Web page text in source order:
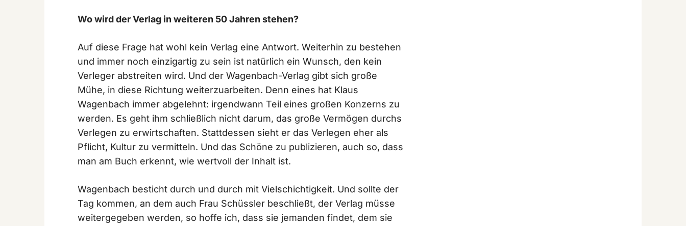
Wo wird der Verlag in weiteren 50 Jahren stehen?
Auf diese Frage hat wohl kein Verlag eine Antwort. Weiterhin zu bestehen
und immer noch einzigartig zu sein ist natürlich ein Wunsch, den kein
Verleger abstreiten wird. Und der Wagenbach-Verlag gibt sich große
Mühe, in diese Richtung weiterzuarbeiten. Denn eines hat Klaus
Wagenbach immer abgelehnt: irgendwann Teil eines großen Konzerns zu
werden. Es geht ihm schließlich nicht darum, das große Vermögen durchs
Verlegen zu erwirtschaften. Stattdessen sieht er das Verlegen eher als
Pflicht, Kultur zu vermitteln. Und das Schöne zu publizieren, auch so, dass
man am Buch erkennt, wie wertvoll der Inhalt ist.
Wagenbach besticht durch und durch mit Vielschichtigkeit. Und sollte der
Tag kommen, an dem auch Frau Schüssler beschließt, der Verlag müsse
weitergegeben werden, so hoffe ich, dass sie jemanden findet, dem sie